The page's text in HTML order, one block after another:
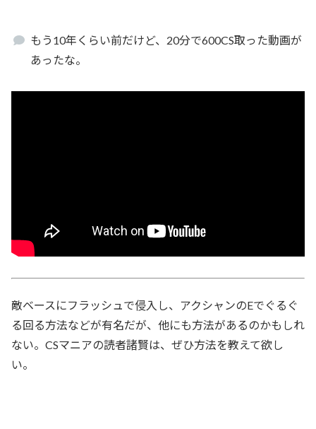
もう10年くらい前だけど、20分で600CS取った動画が
あったな。
敵ベースにフラッシュで侵入し、アクシャンのEでぐるぐ
る回る方法などが有名だが、他にも方法があるのかもしれ
ない。CSマニアの読者諸賢は、ぜひ方法を教えて欲し
い。